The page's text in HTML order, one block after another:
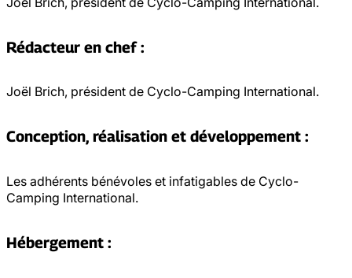
Rédacteur en chef :
Joël Brich, président de Cyclo-Camping International.
Conception, réalisation et développement :
Les adhérents bénévoles et infatigables de Cyclo-
Camping International.
Hébergement :